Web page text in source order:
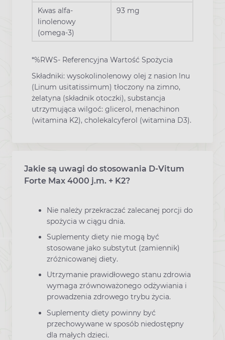
Kwas alfa-
linolenowy
(omega-3)
93 mg
*%RWS- Referencyjna Wartość Spożycia
Składniki: wysokolinolenowy olej z nasion lnu
(Linum usitatissimum) tłoczony na zimno,
żelatyna (składnik otoczki), substancja
utrzymująca wilgoć: glicerol, menachinon
(witamina K2), cholekalcyferol (witamina D3).
Jakie są uwagi do stosowania D-Vitum
Forte Max 4000 j.m. + K2?
Nie należy przekraczać zalecanej porcji do
spożycia w ciągu dnia.
Suplementy diety nie mogą być
stosowane jako substytut (zamiennik)
zróżnicowanej diety.
Utrzymanie prawidłowego stanu zdrowia
wymaga zrównoważonego odżywiania i
prowadzenia zdrowego trybu życia.
Suplementy diety powinny być
przechowywane w sposób niedostępny
dla małych dzieci.